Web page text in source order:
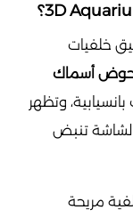
خلفيات
أسماك
وتظهر
الشاشة تنبض
مريحة